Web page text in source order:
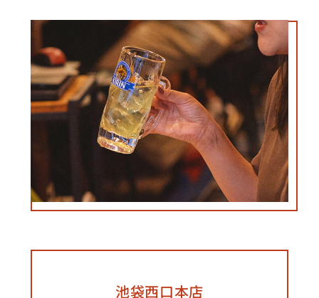
池袋西口本店